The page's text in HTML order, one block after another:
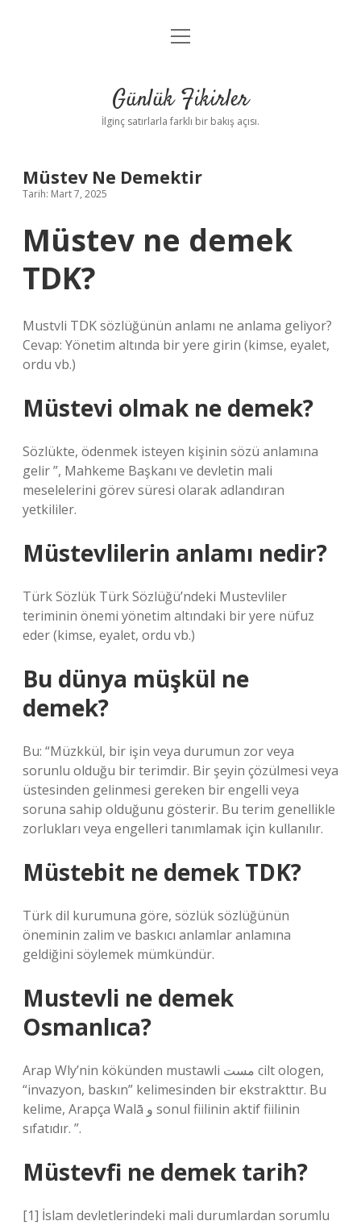
Anasayfa
Yasal Uyarı
menüyü
Günlük Fikirler
İlginç satırlarla farklı bir bakış açısı.
Müstev Ne Demektir
Tarih: Mart 7, 2025
Müstev ne demek
TDK?
Mustvli TDK sözlüğünün anlamı ne anlama geliyor?
Cevap: Yönetim altında bir yere girin (kimse, eyalet,
ordu vb.)
Müstevi olmak ne demek?
Sözlükte, ödenmek isteyen kişinin sözü anlamına
gelir ”, Mahkeme Başkanı ve devletin mali
meselelerini görev süresi olarak adlandıran
yetkililer.
Müstevlilerin anlamı nedir?
Türk Sözlük Türk Sözlüğü’ndeki Mustevliler
teriminin önemi yönetim altındaki bir yere nüfuz
eder (kimse, eyalet, ordu vb.)
Bu dünya müşkül ne
demek?
Bu: “Müzkkül, bir işin veya durumun zor veya
sorunlu olduğu bir terimdir. Bir şeyin çözülmesi veya
üstesinden gelinmesi gereken bir engelli veya
soruna sahip olduğunu gösterir. Bu terim genellikle
zorlukları veya engelleri tanımlamak için kullanılır.
Müstebit ne demek TDK?
Türk dil kurumuna göre, sözlük sözlüğünün
öneminin zalim ve baskıcı anlamlar anlamına
geldiğini söylemek mümkündür.
Mustevli ne demek
Osmanlıca?
Arap Wly’nin kökünden mustawli مست cilt ologen,
“invazyon, baskın” kelimesinden bir ekstrakttır. Bu
kelime, Arapça Walā و sonuا fiilinin aktif fiilinin
sıfatıdır. ”.
Müstevfi ne demek tarih?
[1] İslam devletlerindeki mali durumlardan sorumlu